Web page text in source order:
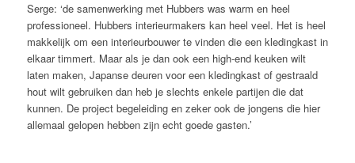
Serge: ‘de samenwerking met Hubbers was warm en heel
professioneel. Hubbers interieurmakers kan heel veel. Het is heel
makkelijk om een interieurbouwer te vinden die een kledingkast in
elkaar timmert. Maar als je dan ook een high-end keuken wilt
laten maken, Japanse deuren voor een kledingkast of gestraald
hout wilt gebruiken dan heb je slechts enkele partijen die dat
kunnen. De project begeleiding en zeker ook de jongens die hier
allemaal gelopen hebben zijn echt goede gasten.’